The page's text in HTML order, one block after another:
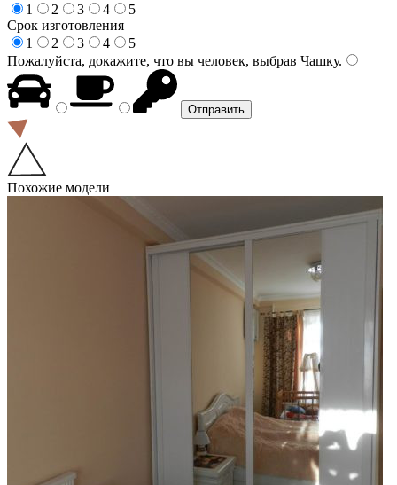
1
2 3 4
5
Срок изготовления
1
2 3 4
5
Пожалуйста, докажите, что вы человек, выбрав Чашку.
Похожие модели